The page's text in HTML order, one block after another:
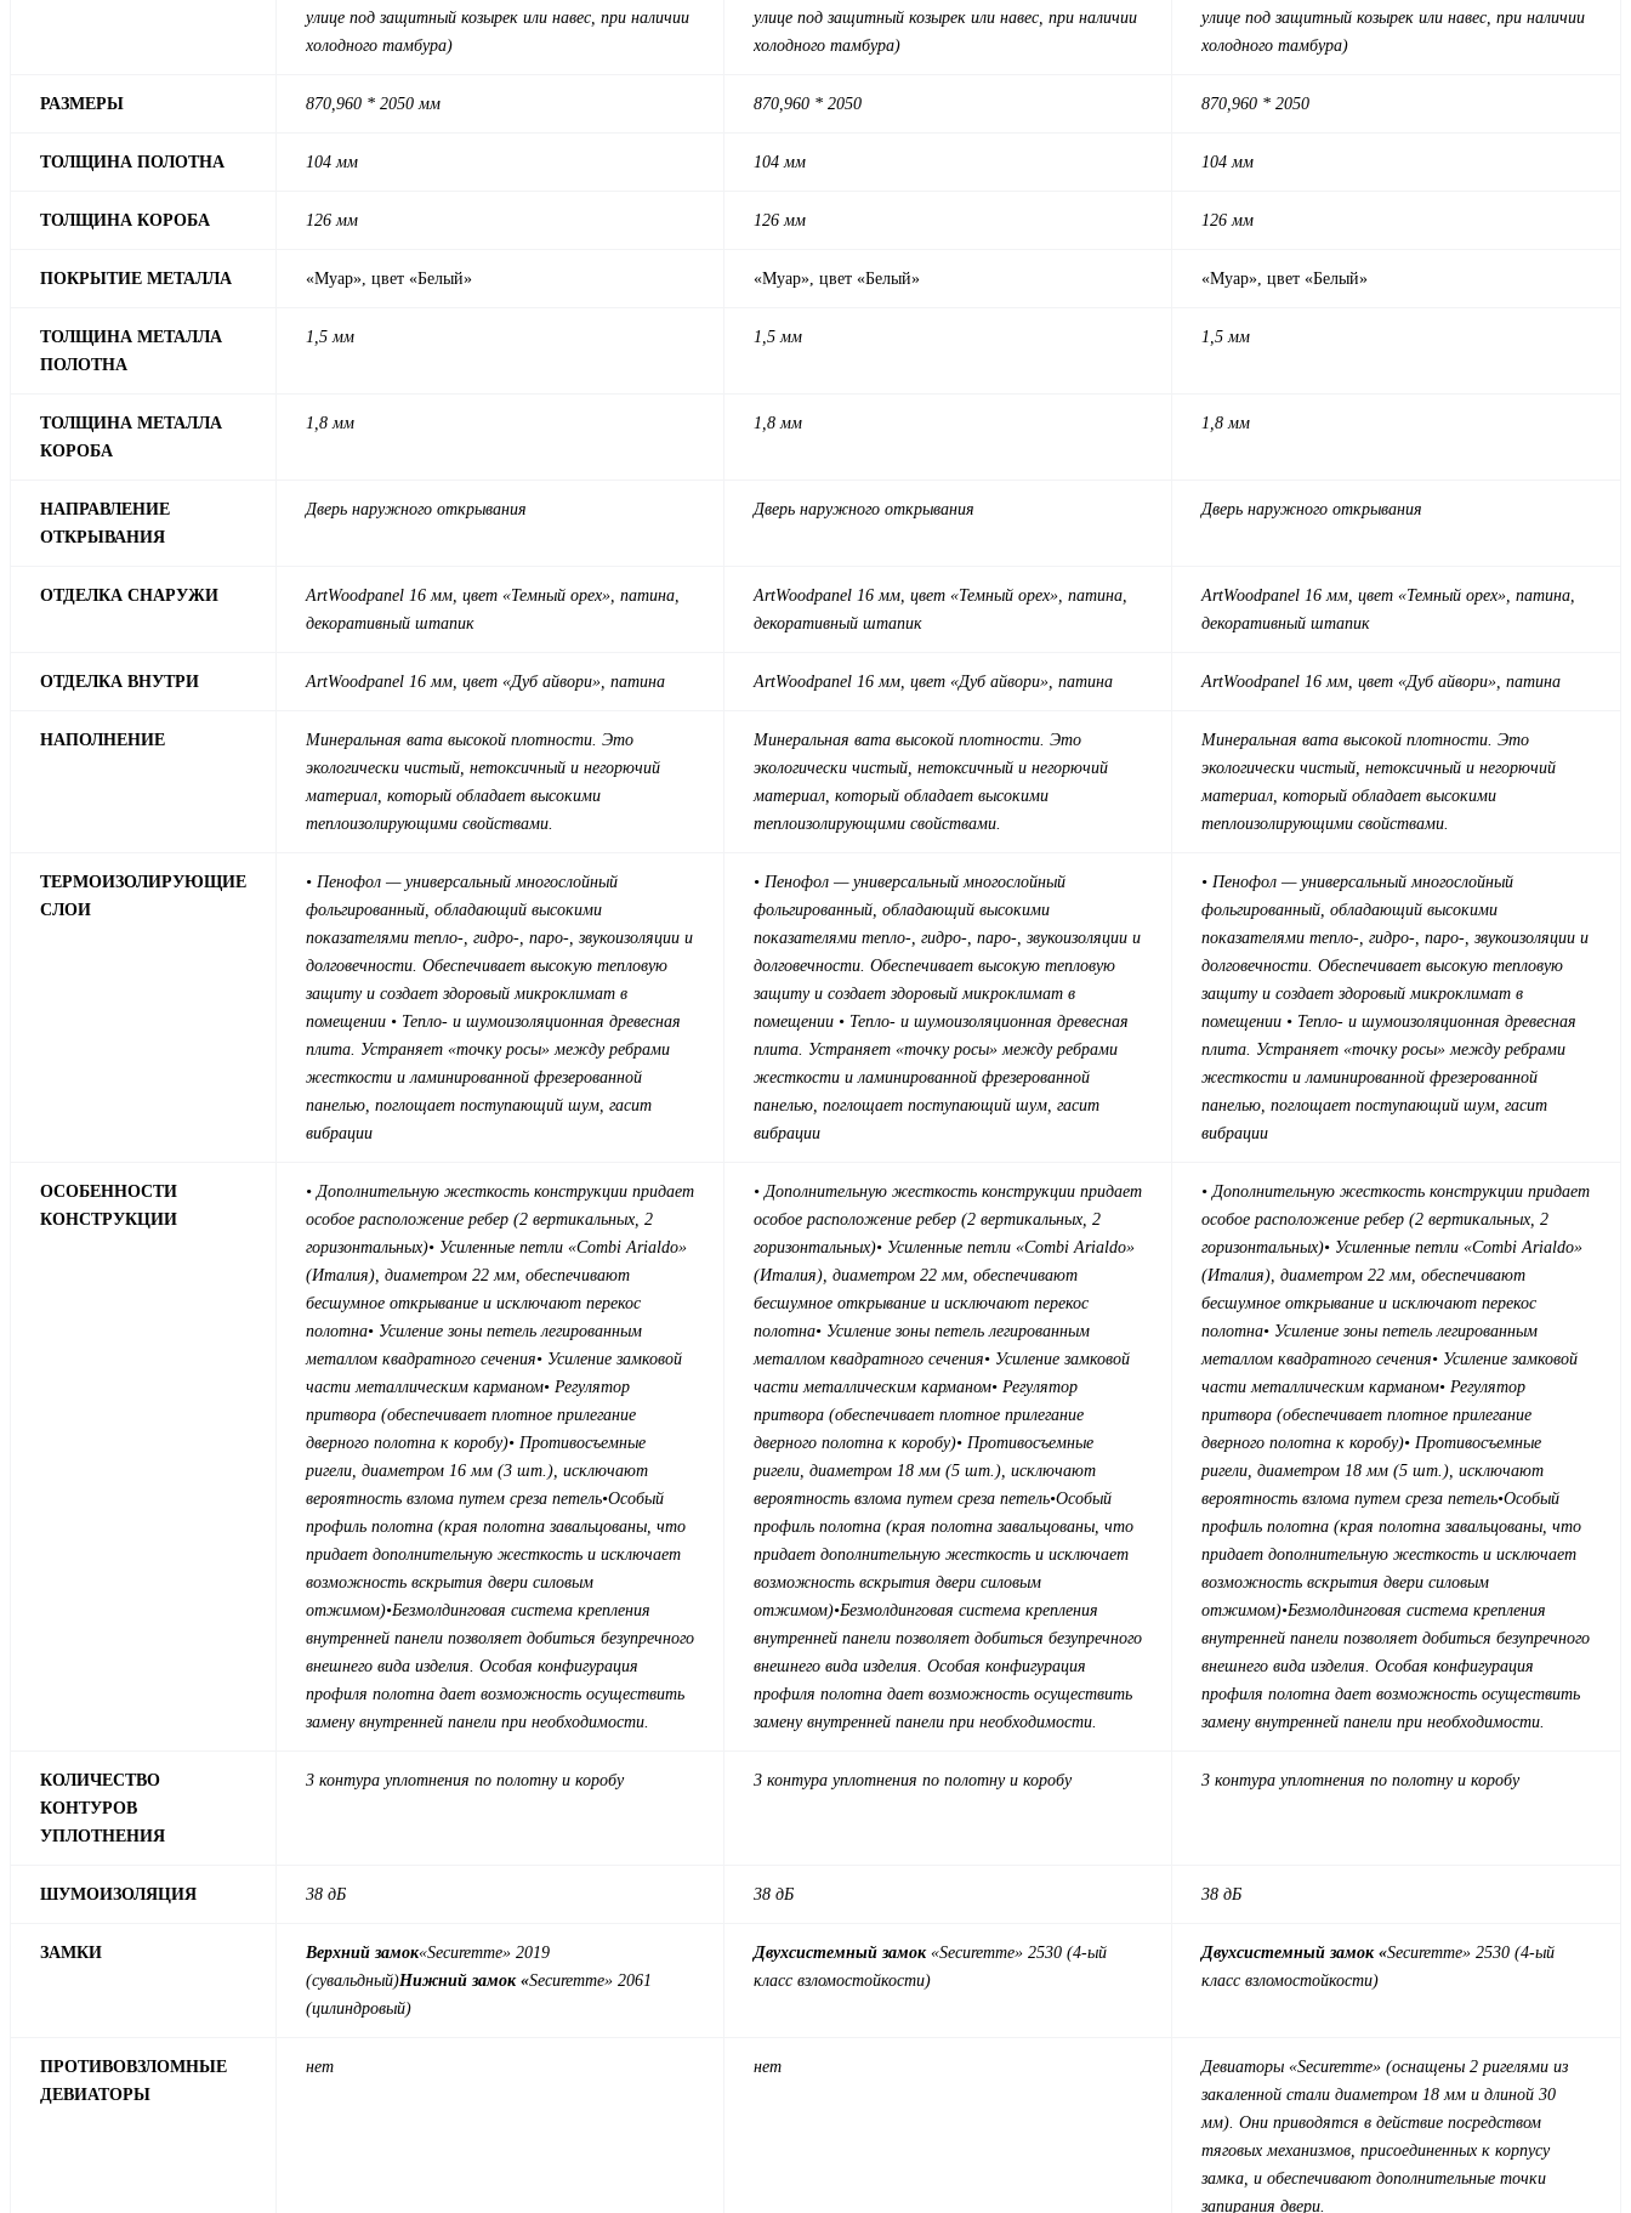
улице под защитный козырек или навес, при наличии
холодного тамбура)
улице под защитный козырек или навес, при наличии
холодного тамбура)
улице под защитный козырек или навес, при наличии
холодного тамбура)
РАЗМЕРЫ 870,960 * 2050 мм 870,960 * 2050 870,960 * 2050
ТОЛЩИНА ПОЛОТНА 104 мм 104 мм 104 мм
ТОЛЩИНА КОРОБА 126 мм 126 мм 126 мм
ПОКРЫТИЕ МЕТАЛЛА «Муар», цвет «Белый» «Муар», цвет «Белый» «Муар», цвет «Белый»
ТОЛЩИНА МЕТАЛЛА
ПОЛОТНА
1,5 мм 1,5 мм 1,5 мм
ТОЛЩИНА МЕТАЛЛА
КОРОБА
1,8 мм 1,8 мм 1,8 мм
НАПРАВЛЕНИЕ
ОТКРЫВАНИЯ
Дверь наружного открывания Дверь наружного открывания Дверь наружного открывания
ОТДЕЛКА СНАРУЖИ ArtWoodpanel 16 мм, цвет «Темный орех», патина,
декоративный штапик
ArtWoodpanel 16 мм, цвет «Темный орех», патина,
декоративный штапик
ArtWoodpanel 16 мм, цвет «Темный орех», патина,
декоративный штапик
ОТДЕЛКА ВНУТРИ ArtWoodpanel 16 мм, цвет «Дуб айвори», патина ArtWoodpanel 16 мм, цвет «Дуб айвори», патина ArtWoodpanel 16 мм, цвет «Дуб айвори», патина
НАПОЛНЕНИЕ
Минеральная вата высокой плотности. Это
экологически чистый, нетоксичный и негорючий
материал, который обладает высокими
теплоизолирующими свойствами.
Минеральная вата высокой плотности. Это
экологически чистый, нетоксичный и негорючий
материал, который обладает высокими
теплоизолирующими свойствами.
Минеральная вата высокой плотности. Это
экологически чистый, нетоксичный и негорючий
материал, который обладает высокими
теплоизолирующими свойствами.
ТЕРМОИЗОЛИРУЮЩИЕ
СЛОИ
• Пенофол — универсальный многослойный
фольгированный, обладающий высокими
показателями тепло-, гидро-, паро-, звукоизоляции и
долговечности. Обеспечивает высокую тепловую
защиту и создает здоровый микроклимат в
помещении • Тепло- и шумоизоляционная древесная
плита. Устраняет «точку росы» между ребрами
жесткости и ламинированной фрезерованной
панелью, поглощает поступающий шум, гасит
вибрации
• Пенофол — универсальный многослойный
фольгированный, обладающий высокими
показателями тепло-, гидро-, паро-, звукоизоляции и
долговечности. Обеспечивает высокую тепловую
защиту и создает здоровый микроклимат в
помещении • Тепло- и шумоизоляционная древесная
плита. Устраняет «точку росы» между ребрами
жесткости и ламинированной фрезерованной
панелью, поглощает поступающий шум, гасит
вибрации
• Пенофол — универсальный многослойный
фольгированный, обладающий высокими
показателями тепло-, гидро-, паро-, звукоизоляции и
долговечности. Обеспечивает высокую тепловую
защиту и создает здоровый микроклимат в
помещении • Тепло- и шумоизоляционная древесная
плита. Устраняет «точку росы» между ребрами
жесткости и ламинированной фрезерованной
панелью, поглощает поступающий шум, гасит
вибрации
ОСОБЕННОСТИ
КОНСТРУКЦИИ
• Дополнительную жесткость конструкции придает
особое расположение ребер (2 вертикальных, 2
горизонтальных)• Усиленные петли «Combi Arialdo»
(Италия), диаметром 22 мм, обеспечивают
бесшумное открывание и исключают перекос
полотна• Усиление зоны петель легированным
металлом квадратного сечения• Усиление замковой
части металлическим карманом• Регулятор
притвора (обеспечивает плотное прилегание
дверного полотна к коробу)• Противосъемные
ригели, диаметром 16 мм (3 шт.), исключают
вероятность взлома путем среза петель•Особый
профиль полотна (края полотна завальцованы, что
придает дополнительную жесткость и исключает
возможность вскрытия двери силовым
отжимом)•Безмолдинговая система крепления
внутренней панели позволяет добиться безупречного
внешнего вида изделия. Особая конфигурация
профиля полотна дает возможность осуществить
замену внутренней панели при необходимости.
• Дополнительную жесткость конструкции придает
особое расположение ребер (2 вертикальных, 2
горизонтальных)• Усиленные петли «Combi Arialdo»
(Италия), диаметром 22 мм, обеспечивают
бесшумное открывание и исключают перекос
полотна• Усиление зоны петель легированным
металлом квадратного сечения• Усиление замковой
части металлическим карманом• Регулятор
притвора (обеспечивает плотное прилегание
дверного полотна к коробу)• Противосъемные
ригели, диаметром 18 мм (5 шт.), исключают
вероятность взлома путем среза петель•Особый
профиль полотна (края полотна завальцованы, что
придает дополнительную жесткость и исключает
возможность вскрытия двери силовым
отжимом)•Безмолдинговая система крепления
внутренней панели позволяет добиться безупречного
внешнего вида изделия. Особая конфигурация
профиля полотна дает возможность осуществить
замену внутренней панели при необходимости.
• Дополнительную жесткость конструкции придает
особое расположение ребер (2 вертикальных, 2
горизонтальных)• Усиленные петли «Combi Arialdo»
(Италия), диаметром 22 мм, обеспечивают
бесшумное открывание и исключают перекос
полотна• Усиление зоны петель легированным
металлом квадратного сечения• Усиление замковой
части металлическим карманом• Регулятор
притвора (обеспечивает плотное прилегание
дверного полотна к коробу)• Противосъемные
ригели, диаметром 18 мм (5 шт.), исключают
вероятность взлома путем среза петель•Особый
профиль полотна (края полотна завальцованы, что
придает дополнительную жесткость и исключает
возможность вскрытия двери силовым
отжимом)•Безмолдинговая система крепления
внутренней панели позволяет добиться безупречного
внешнего вида изделия. Особая конфигурация
профиля полотна дает возможность осуществить
замену внутренней панели при необходимости.
КОЛИЧЕСТВО
КОНТУРОВ
УПЛОТНЕНИЯ
3 контура уплотнения по полотну и коробу 3 контура уплотнения по полотну и коробу 3 контура уплотнения по полотну и коробу
ШУМОИЗОЛЯЦИЯ 38 дБ 38 дБ 38 дБ
ЗАМКИ Верхний замок«Securemme» 2019
(сувальдный)Нижний замок «Securemme» 2061
(цилиндровый)
Двухсистемный замок«Securemme» 2530 (4-ый
класс взломостойкости)
Двухсистемный замок «Securemme» 2530 (4-ый
класс взломостойкости)
ПРОТИВОВЗЛОМНЫЕ
ДЕВИАТОРЫ
нет нет
Девиаторы «Securemme» (оснащены 2 ригелями из
закаленной стали диаметром 18 мм и длиной 30
мм). Они приводятся в действие посредством
тяговых механизмов, присоединенных к корпусу
замка, и обеспечивают дополнительные точки
запирания двери.